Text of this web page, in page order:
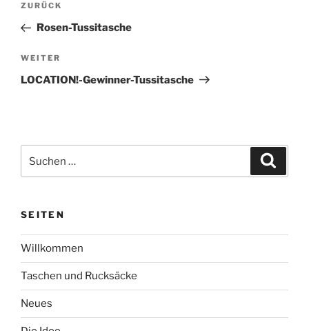
Vorheriger
Beitrag
ZURÜCK
Rosen-Tussitasche
Nächster
Beitrag
WEITER
LOCATION!-Gewinner-Tussitasche
nach:
SEITEN
Willkommen
Taschen und Rucksäcke
Neues